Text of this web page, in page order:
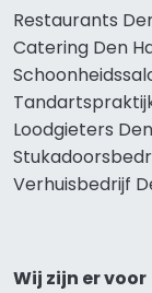
Restaurants
Catering Den
Loodgieters
Verhuisbedrijf
Wij zijn er voor